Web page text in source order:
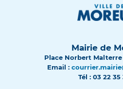
Mairie de
Place Norbert Malterre
Email :
Tél : 03 22 35